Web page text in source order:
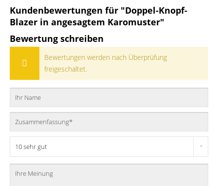
Kundenbewertungen für "Doppel-Knopf-
Blazer in angesagtem Karomuster"
Bewertung schreiben
Bewertungen werden nach Überprüfung
freigeschaltet.